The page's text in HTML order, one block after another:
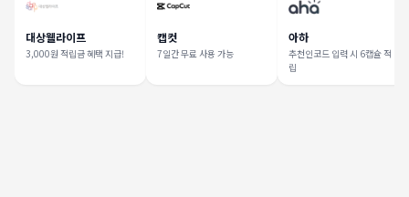
대상웰라이프
3,000원 적립금 혜택 지급!
캡컷
7일간 무료 사용 가능
아하
추천인코드 입력 시 6캡슐 적
립